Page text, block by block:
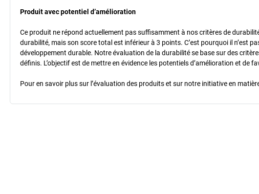
Produit avec potentiel d’amélioration
Ce produit ne répond actuellement pas suffisamment à nos critères de
durabilité, mais son score total est inférieur à 3 points. C’est pourquoi il n’est
développement durable. Notre évaluation de la durabilité se base sur des
définis. L’objectif est de mettre en évidence les potentiels d’amélioration et de
Pour en savoir plus sur l’évaluation des produits et sur notre initiative en